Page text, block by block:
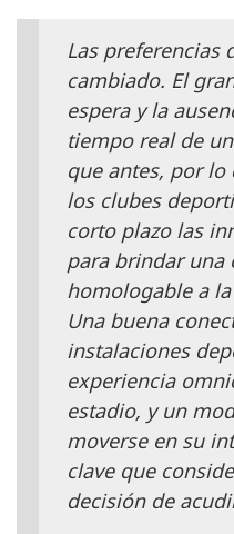
Las preferencias
cambiado. El
espera y la
tiempo real de
que antes, por lo
los clubes
corto plazo las
para brindar una
homologable a
Una buena
instalaciones
experiencia
estadio, y un
moverse en su
clave que
decisión de